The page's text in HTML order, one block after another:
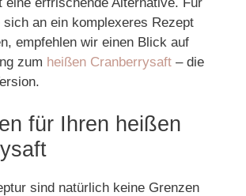
sich an ein komplexeres Rezept
empfehlen wir einen Blick auf
zum heißen Cranberrysaft – die
für Ihren heißen
sind natürlich keine Grenzen